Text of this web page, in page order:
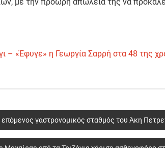
– «Έφυγε» η Γεωργία Σαρρή στα 48 της
επόμενος γαστρονομικός σταθμός του Άκη